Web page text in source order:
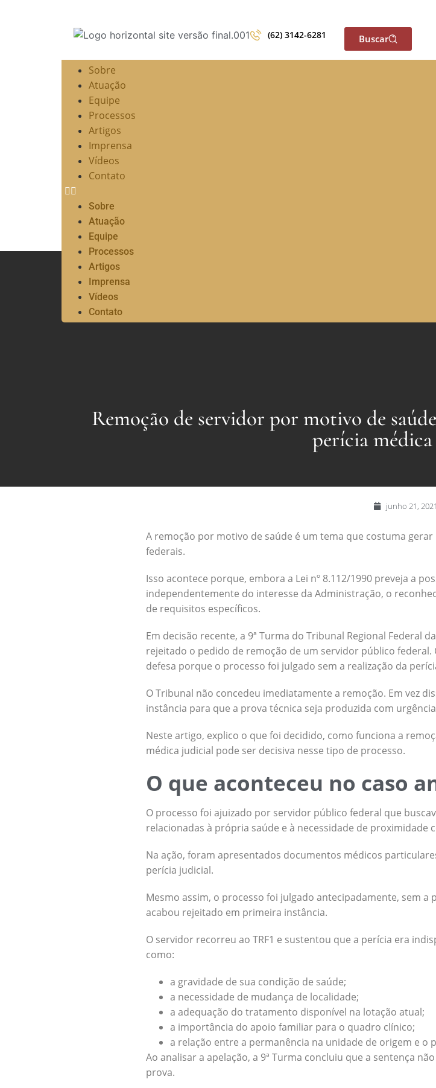
(62) 3142-6281 Buscar
Sobre
Atuação
Equipe
Processos
Artigos
Imprensa
Vídeos
Contato
Sobre
Atuação
Equipe
Processos
Artigos
Imprensa
Vídeos
Contato
Remoção de servidor por motivo de
perícia
junho 21, 2021
A remoção por motivo de saúde é um tema que costuma
federais.
Isso acontece porque, embora a Lei nº 8.112/1990 preveja a
independentemente do interesse da Administração, o
de requisitos específicos.
Em decisão recente, a 9ª Turma do Tribunal Regional Federal
rejeitado o pedido de remoção de um servidor público
defesa porque o processo foi julgado sem a realização da
O Tribunal não concedeu imediatamente a remoção. Em vez
instância para que a prova técnica seja produzida com
Neste artigo, explico o que foi decidido, como funciona a
médica judicial pode ser decisiva nesse tipo de processo.
O que aconteceu no caso
O processo foi ajuizado por servidor público federal que
relacionadas à própria saúde e à necessidade de proximidade
Na ação, foram apresentados documentos médicos
perícia judicial.
Mesmo assim, o processo foi julgado antecipadamente, sem
acabou rejeitado em primeira instância.
O servidor recorreu ao TRF1 e sustentou que a perícia era
como:
a gravidade de sua condição de saúde;
a necessidade de mudança de localidade;
a adequação do tratamento disponível na lotação atual;
a importância do apoio familiar para o quadro clínico;
a relação entre a permanência na unidade de origem e o
Ao analisar a apelação, a 9ª Turma concluiu que a sentença
prova.